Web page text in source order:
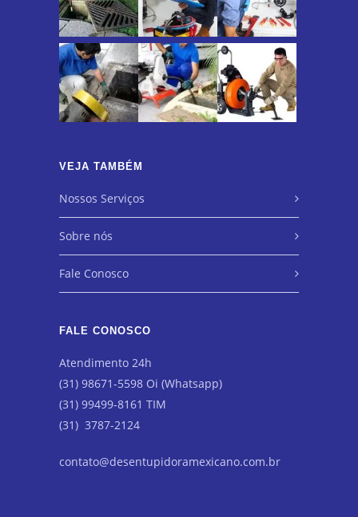
VEJA TAMBÉM
Nossos Serviços
Sobre nós
Fale Conosco
FALE CONOSCO
Atendimento 24h
(31) 98671-5598 Oi (Whatsapp)
(31) 99499-8161 TIM
(31) 3787-2124
contato@desentupidoramexicano.com.br